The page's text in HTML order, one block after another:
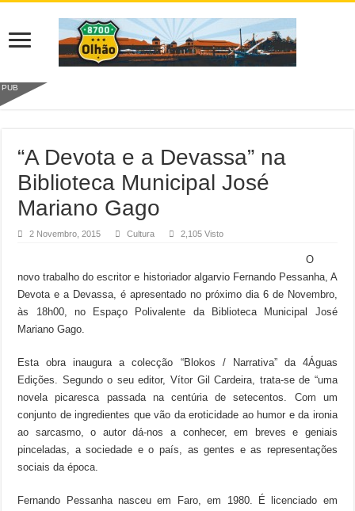
PUB
“A Devota e a Devassa” na
Biblioteca Municipal José
Mariano Gago
2 Novembro, 2015 Cultura 2,105 Visto
O
novo trabalho do escritor e historiador algarvio Fernando Pessanha, A
Devota e a Devassa, é apresentado no próximo dia 6 de Novembro,
às 18h00, no Espaço Polivalente da Biblioteca Municipal José
Mariano Gago.
Esta obra inaugura a colecção “Blokos / Narrativa” da 4Águas
Edições. Segundo o seu editor, Vítor Gil Cardeira, trata-se de “uma
novela picaresca passada na centúria de setecentos. Com um
conjunto de ingredientes que vão da eroticidade ao humor e da ironia
ao sarcasmo, o autor dá-nos a conhecer, em breves e geniais
pinceladas, a sociedade e o país, as gentes e as representações
sociais da época.
Fernando Pessanha nasceu em Faro, em 1980. É licenciado em